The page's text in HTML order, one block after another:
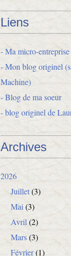
Liens
- Ma micro-entreprise
- Mon blog originel
Machine)
- Blog de ma soeur
- blog originel de
Archives
2026
Juillet(3)
Mai (3)
Avril (2)
Mars(3)
Février(1)